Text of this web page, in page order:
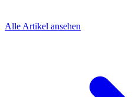
Alle Artikel ansehen